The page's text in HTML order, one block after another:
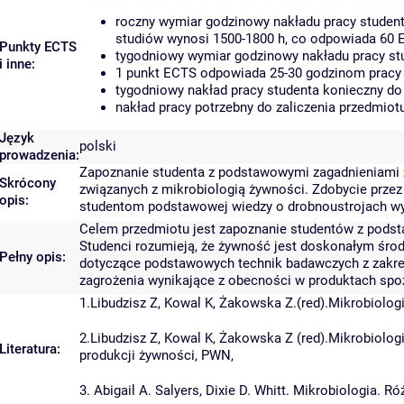
Punkty ECTS
i inne:
roczny wymiar godzinowy nakładu pracy
studiów wynosi 1500-1800 h, co odpowiada 60
tygodniowy wymiar godzinowy nakładu pracy
1 punkt ECTS odpowiada 25-30 godzinom
tygodniowy nakład pracy studenta konieczny
nakład pracy potrzebny do zaliczenia
Język
prowadzenia:
polski
Skrócony
opis:
Zapoznanie studenta z podstawowymi
związanych z mikrobiologią żywności. Zdobycie
studentom podstawowej wiedzy o drobnoustrojach
Pełny opis:
Celem przedmiotu jest zapoznanie studentów z
Studenci rozumieją, że żywność jest doskonałym
dotyczące podstawowych technik badawczych z
zagrożenia wynikające z obecności w produktach
Literatura:
1.Libudzisz Z, Kowal K, Żakowska
2.Libudzisz Z, Kowal K, Żakowska Z
produkcji żywności, PWN,
3. Abigail A. Salyers, Dixie D. Whitt. Mikrobiologia.